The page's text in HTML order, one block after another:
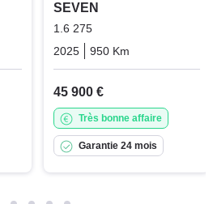
Essence
SEVEN
1.6 275
2025
950 Km
45 900 €
Très bonne affaire
Garantie 24 mois